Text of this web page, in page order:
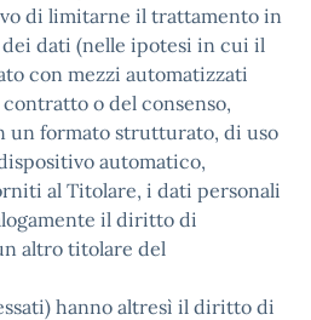
di limitarne il trattamento in
dati (nelle ipotesi in cui il
con mezzi automatizzati
o del consenso,
formato strutturato, di uso
automatico,
al Titolare, i dati personali
il diritto di
altro titolare del
hanno altresì il diritto di